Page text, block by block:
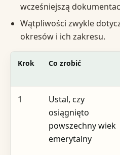
wcześniejszą
Wątpliwości zwykle
okresów i ich zakresu.
Krok Co zrobić
1
Ustal, czy
osiągnięto
powszechny wiek
emerytalny